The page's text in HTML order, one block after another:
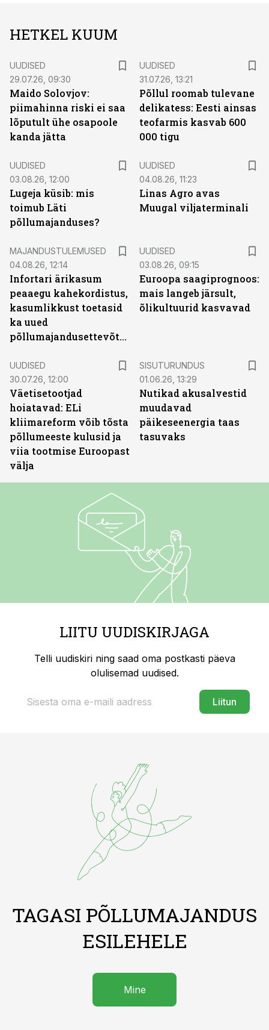
HETKEL KUUM
UUDISED
29.07.26, 09:30
Maido Solovjov:
piimahinna riski ei saa
lõputult ühe osapoole
kanda jätta
UUDISED
31.07.26, 13:21
Põllul roomab tulevane
delikatess: Eesti ainsas
teofarmis kasvab 600
000 tigu
UUDISED
03.08.26, 12:00
Lugeja küsib: mis
toimub Läti
põllumajanduses?
UUDISED
04.08.26, 11:23
Linas Agro avas
Muugal viljaterminali
MAJANDUSTULEMUSED
04.08.26, 12:14
Infortari ärikasum
peaaegu kahekordistus,
kasumlikkust toetasid
ka uued
põllumajandusettevõtted
UUDISED
03.08.26, 09:15
Euroopa saagiprognoos:
mais langeb järsult,
õlikultuurid kasvavad
UUDISED
30.07.26, 12:00
Väetisetootjad
hoiatavad: ELi
kliimareform võib tõsta
põllumeeste kulusid ja
viia tootmise Euroopast
välja
SISUTURUNDUS
01.06.26, 13:29
Nutikad akusalvestid
muudavad
päikeseenergia taas
tasuvaks
LIITU UUDISKIRJAGA
Telli uudiskiri ning saad oma postkasti päeva
olulisemad uudised.
Liitun
TAGASI PÕLLUMAJANDUS
ESILEHELE
Mine